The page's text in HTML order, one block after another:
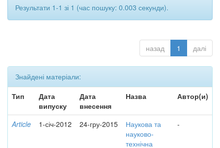
Результати 1-1 зі 1 (час пошуку: 0.003 секунди).
назад 1 далі
Знайдені матеріали:
Тип
Дата
випуску
Дата
внесення
Назва Автор(и)
Article 1-січ-2012 24-гру-2015
Наукова та
науково-
технічна
-